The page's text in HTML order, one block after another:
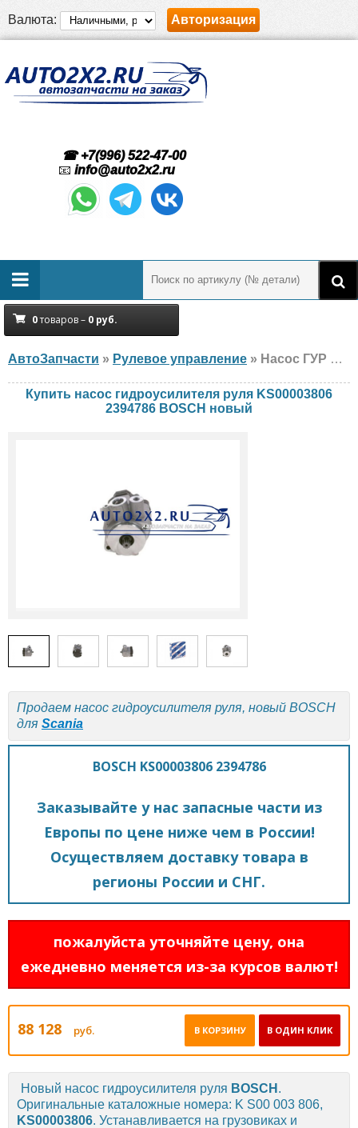
Валюта: Авторизация
☎ +7(996) 522-47-00
📧 info@auto2x2.ru
0товаров – 0 руб.
АвтоЗапчасти » Рулевое управление » Насос ГУР BOSCH KS00003806 2394786 Scania, новый
Купить насос гидроусилителя руля KS00003806
2394786 BOSCH новый
Продаем насос гидроусилителя руля, новый BOSCH
для Scania
BOSCH KS00003806 2394786
Заказывайте у нас запасные части из
Европы по цене ниже чем в России!
Осуществляем доставку товара в
регионы России и СНГ.
пожалуйста уточняйте цену, она
ежедневно меняется из-за курсов валют!
88 128 руб. В ОДИН КЛИК
В КОРЗИНУ
Новый насос гидроусилителя руля BOSCH .
Оригинальные каталожные номера: K S00 003 806,
KS00003806. Устанавливается на грузовиках и